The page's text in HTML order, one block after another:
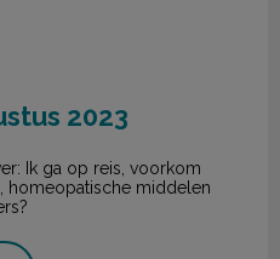
2023
Ik ga op reis, voorkom
homeopatische middelen